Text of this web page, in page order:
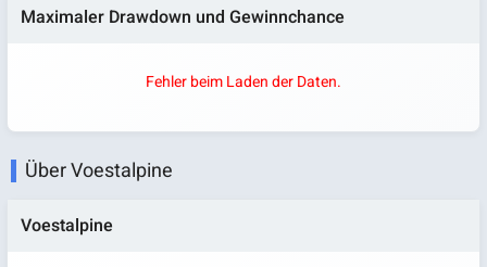
Maximaler Drawdown und Gewinnchance
Fehler beim Laden der Daten.
Über Voestalpine
Voestalpine